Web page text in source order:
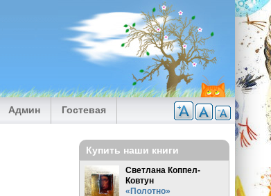
Админ Гостевая
Купить наши книги
Светлана Коппел-
Ковтун
«Полотно»